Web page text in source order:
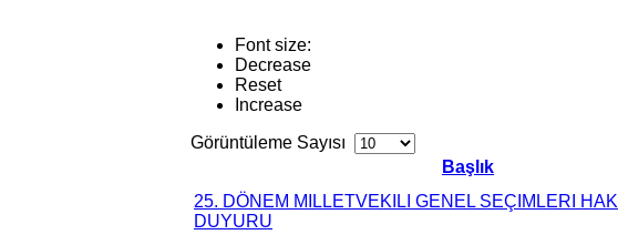
Font size:
Decrease
Reset
Increase
Görüntüleme Sayısı
Başlık
25. DÖNEM MILLETVEKILI GENEL SEÇIMLERI
DUYURU